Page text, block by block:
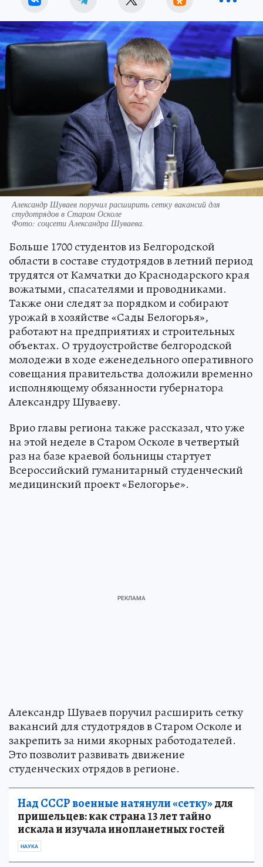
Александр Шуваев поручил расширить сетку вакансий для
студотрядов в Старом Осколе
Фото: соцсети Александра Шуваева.
Больше 1700 студентов из Белгородской
области в составе студотрядов в летний период
трудятся от Камчатки до Краснодарского края
вожатыми, спасателями и проводниками.
Также они следят за порядком и собирают
урожай в хозяйстве «Сады Белогорья»,
работают на предприятиях и строительных
объектах. О трудоустройстве белгородской
молодежи в ходе еженедельного оперативного
совещания правительства доложили временно
исполняющему обязанности губернатора
Александру Шуваеву.
Врио главы региона также рассказал, что уже
на этой неделе в Старом Осколе в четвертый
раз на базе краевой больницы стартует
Всероссийский гуманитарный студенческий
медицинский проект «Белогорье».
Александр Шуваев поручил расширить сетку
вакансий для студотрядов в Старом Осколе и
закрепить за ними якорных работодателей.
Это позволит развивать движение
студенческих отрядов в регионе.
Над СССР военные натянули «сетку»для
пришельцев: как страна 13 лет тайно
искала и изучала инопланетных гостей
НАУКА